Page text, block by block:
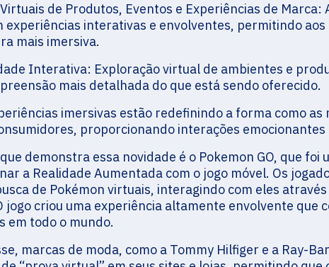
de Produtos, Eventos e Experiências de Marca:
experiências interativas e envolventes, permitindo
mais imersiva.
Interativa: Exploração virtual de ambientes e
mais detalhada do que está sendo oferecido.
imersivas estão redefinindo a forma como as
proporcionando interações
demonstra essa novidade é o Pokemon GO, que foi
a Realidade Aumentada com o jogo móvel. Os
de Pokémon virtuais, interagindo com eles
jogo criou uma experiência altamente envolvente que
em todo o mundo.
marcas de moda, como a Tommy Hilfiger e a Ray-